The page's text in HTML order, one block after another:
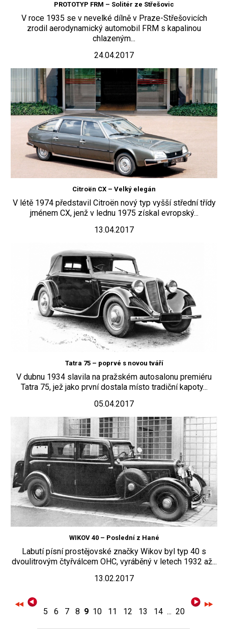
PROTOTYP FRM – Solitér ze Střešovic
V roce 1935 se v nevelké dílně v Praze-Střešovicích
zrodil aerodynamický automobil FRM s kapalinou
chlazeným...
24.04.2017
Citroën CX – Velký elegán
V létě 1974 představil Citroën nový typ vyšší střední třídy
jménem CX, jenž v lednu 1975 získal evropský...
13.04.2017
Tatra 75 – poprvé s novou tváří
V dubnu 1934 slavila na pražském autosalonu premiéru
Tatra 75, jež jako první dostala místo tradiční kapoty...
05.04.2017
WIKOV 40 – Poslední z Hané
Labutí písní prostějovské značky Wikov byl typ 40 s
dvoulitrovým čtyřválcem OHC, vyráběný v letech 1932 až...
13.02.2017
5 6 7 8 9 10 11 12 13 14 ... 20